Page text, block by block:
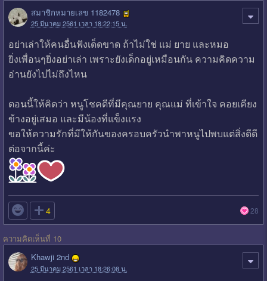
สมาชิกหมายเลข 1182478
25 มีนาคม 2561 เวลา 18:22:15 น.
อย่าเล่าให้คนอื่นฟังเด็ดขาด ถ้าไม่ใช่ แม่ ยาย และหมอ
ยิ่งเพื่อนๆยิ่งอย่าเล่า เพราะยังเด็กอยู่เหมือนกัน ความคิดความ
อ่านยังไปไม่ถึงไหน
ตอนนี้ให้คิดว่า หนูโชคดีที่มีคุณยาย คุณแม่ ที่เข้าใจ คอยเคียง
ข้างอยู่เสมอ และมีน้องที่แข็งแรง
ขอให้ความรักที่มีให้กันของครอบครัวนำพาหนูไปพบแต่สิ่งดีดี
ต่อจากนี้ค่ะ
 4 28
ความคิดเห็นที่ 10
Khawji 2nd
25 มีนาคม 2561 เวลา 18:26:08 น.